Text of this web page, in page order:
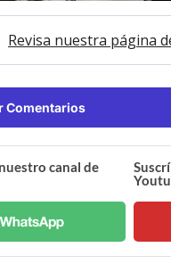
Revisa nuestra página
Comentarios
canal de